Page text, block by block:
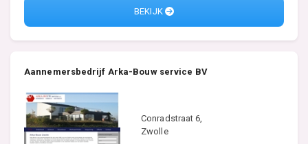
BEKIJK
Aannemersbedrijf Arka-Bouw service BV
Conradstraat 6,
Zwolle